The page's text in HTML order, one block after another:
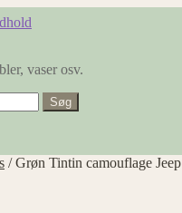
vaser osv.
Søg
/Grøn Tintin camouflage Jeep